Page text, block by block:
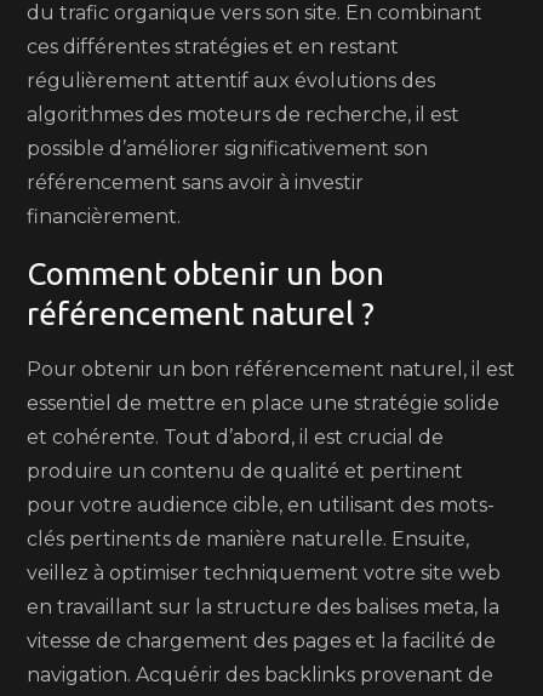
du trafic organique vers son site. En combinant
ces différentes stratégies et en restant
régulièrement attentif aux évolutions des
algorithmes des moteurs de recherche, il est
possible d’améliorer significativement son
référencement sans avoir à investir
financièrement.
Comment obtenir un bon
référencement naturel ?
Pour obtenir un bon référencement naturel, il est
essentiel de mettre en place une stratégie solide
et cohérente. Tout d’abord, il est crucial de
produire un contenu de qualité et pertinent
pour votre audience cible, en utilisant des mots-
clés pertinents de manière naturelle. Ensuite,
veillez à optimiser techniquement votre site web
en travaillant sur la structure des balises meta, la
vitesse de chargement des pages et la facilité de
navigation. Acquérir des backlinks provenant de